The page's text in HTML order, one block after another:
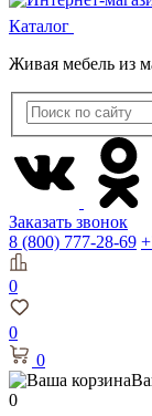
Каталог
Живая мебель из
Заказать звонок
8 (800) 777-28-69
0
0
0
0